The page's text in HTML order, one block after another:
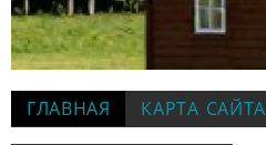
ГЛАВНАЯ КАРТА САЙТА